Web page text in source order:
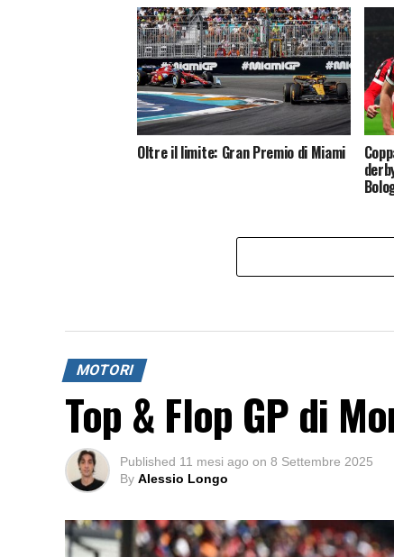
Oltre il limite: Gran Premio di Miami
MOTORI
Top & Flop GP di
Published 11 mesi ago on 8 Settembre 2025
By Alessio Longo